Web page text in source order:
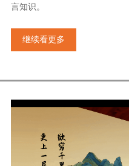
言知识。
继续看更多